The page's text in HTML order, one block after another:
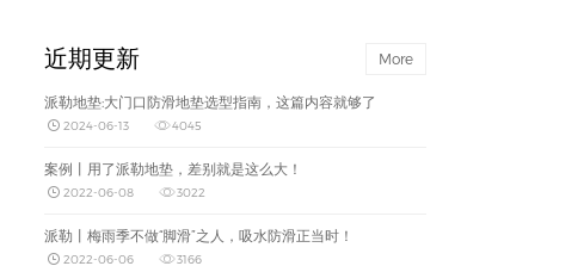
近期更新 More
派勒地垫:大门口防滑地垫选型指南，这篇内容就够了
2024-06-13 4045
案例丨用了派勒地垫，差别就是这么大！
2022-06-08 3022
派勒丨梅雨季不做“脚滑”之人，吸水防滑正当时！
2022-06-06 3166